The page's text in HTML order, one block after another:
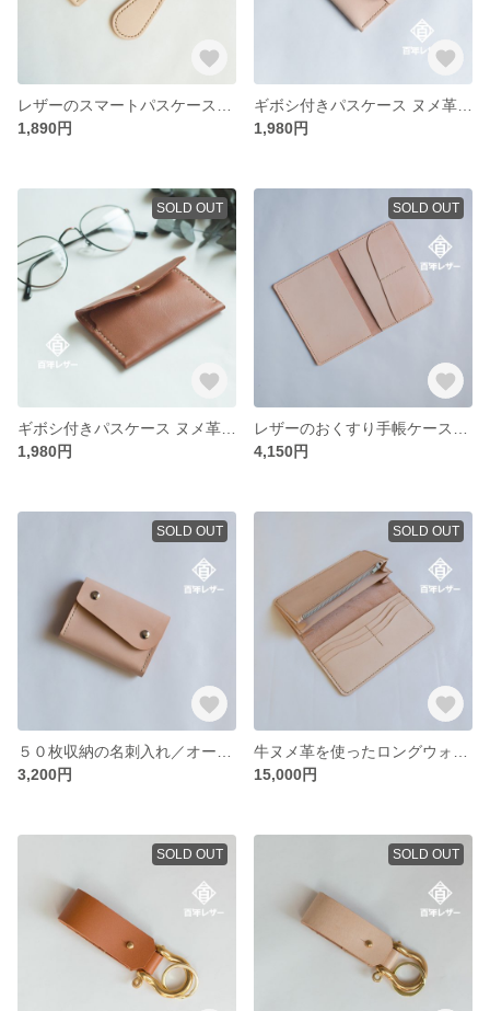
1,890円
1,980円
SOLD OUT
1,980円
SOLD OUT
4,150円
SOLD OUT
3,200円
SOLD OUT
15,000円
SOLD OUT SOLD OUT